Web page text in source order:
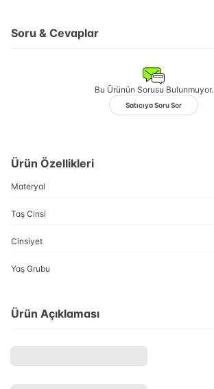
Soru & Cevaplar
Bu Ürünün Sorusu Bulunmuyor.
Satıcıya Soru Sor
Ürün Özellikleri
Materyal
Taş Cinsi
Cinsiyet
Yaş Grubu
Ürün Açıklaması